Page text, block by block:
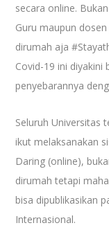
secara online.
Guru maupun
dirumah aja
Covid-19 ini diyakini
penyebarannya
Seluruh Universitas
ikut melaksanakan
Daring (online),
dirumah tetapi
bisa dipublikasikan
Internasional.